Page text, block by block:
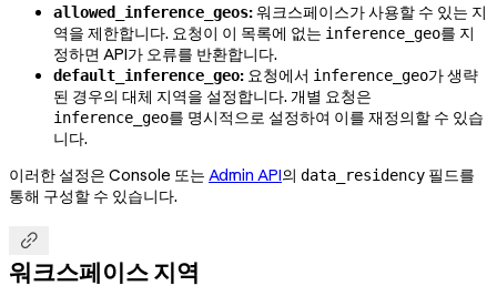
allowed_inference_geos:워크스페이스가 사용할 수 있는 지
역을 제한합니다. 요청이 이 목록에 없는 inference_geo를 지
정하면 API가 오류를 반환합니다.
default_inference_geo: 요청에서 inference_geo가 생략
된 경우의 대체 지역을 설정합니다. 개별 요청은
inference_geo를 명시적으로 설정하여 이를 재정의할 수 있습
니다.
이러한 설정은 Console 또는 Admin API의 data_residency 필드를
통해 구성할 수 있습니다.

워크스페이스 지역